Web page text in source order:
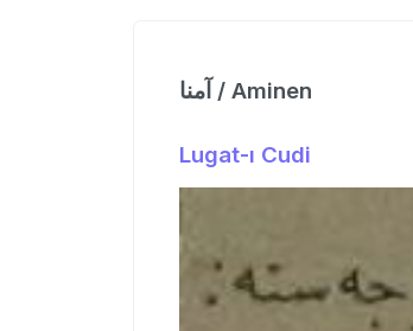
آمنا / Aminen
Lugat-ı Cudi